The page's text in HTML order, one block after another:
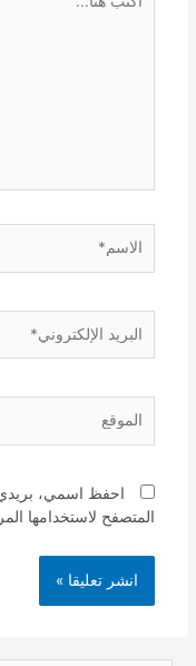
هنا...
الإلكتروني*
احفظ اسمي، بريدي
المتصفح لاستخدامها